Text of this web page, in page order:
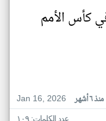
في كأس الأمم
Jan 16, 2026
منذ ٦ أشهر
عدد الكلمات: ١٠٩